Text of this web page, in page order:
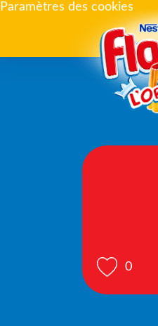
Paramètres des cookies
0